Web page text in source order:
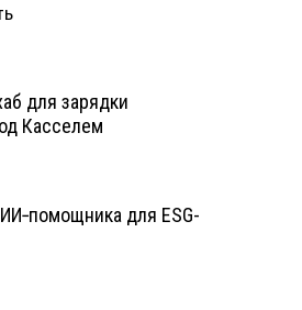
для зарядки
Касселем
для ESG-